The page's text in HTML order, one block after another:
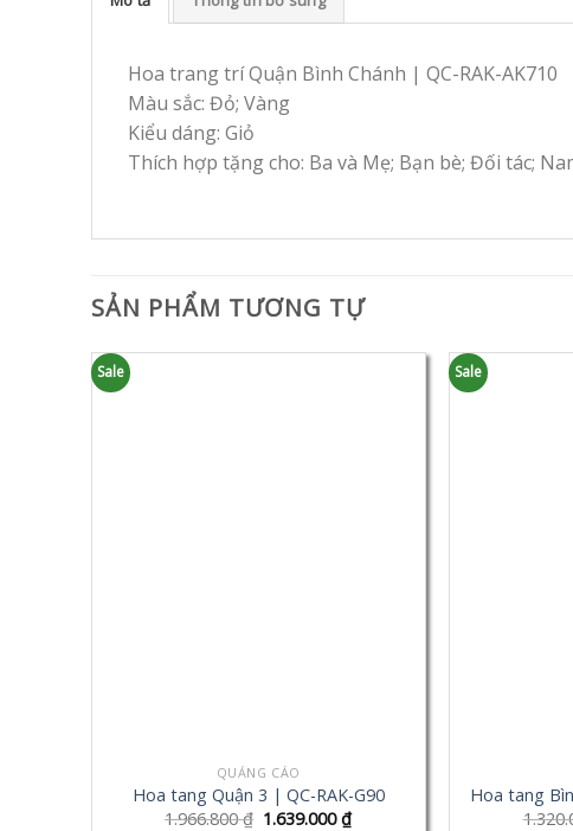
Hoa trang trí Quận Bình Chánh | QC-RAK-AK710
Màu sắc: Đỏ; Vàng
Kiểu dáng: Giỏ
Thích hợp tặng cho: Ba và Mẹ; Bạn bè; Đối tác;
SẢN PHẨM TƯƠNG TỰ
Sale
QUẢNG CÁO
Hoa tang Quận 3 | QC-RAK-G90
1.966.800₫ 1.639.000₫
Sale
Hoa tang